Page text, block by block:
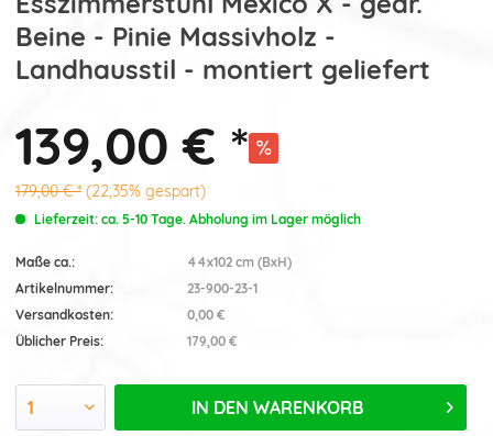
Beine - Pinie Massivholz -
Landhausstil - montiert geliefert
139,00 € *
179,00 € * (22,35% gespart)
Lieferzeit: ca. 5-10 Tage. Abholung im Lager möglich
Maße ca.:
44x102 cm (BxH)
Artikelnummer:
23-900-23-1
Versandkosten:
0,00 €
Üblicher Preis:
179,00 €
IN DEN WARENKORB